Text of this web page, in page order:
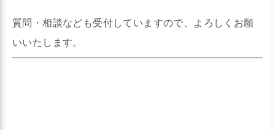
質問・相談なども受付していますので、よろしくお願
いいたします。